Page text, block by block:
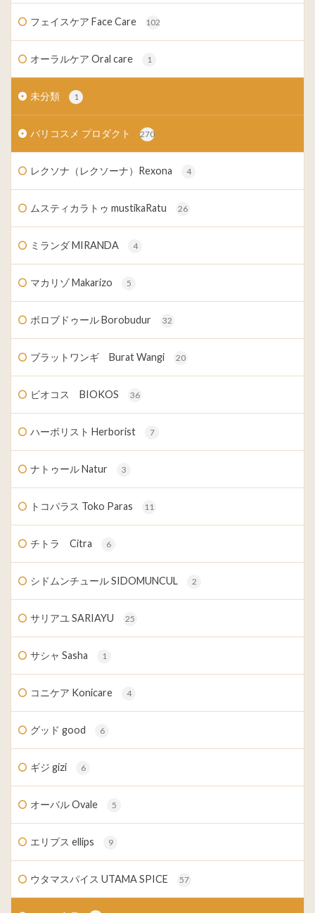
フェイスケア Face Care 102
オーラルケア Oral care 1
未分類 1
バリコスメ プロダクト 270
レクソナ（レクソーナ）Rexona 4
ムスティカラトゥ mustikaRatu 26
ミランダ MIRANDA 4
マカリゾ Makarizo 5
ボロブドゥール Borobudur 32
ブラットワンギ Burat Wangi 20
ビオコス BIOKOS 36
ハーボリスト Herborist 7
ナトゥール Natur 3
トコパラス Toko Paras 11
チトラ Citra 6
シドムンチュール SIDOMUNCUL 2
サリアユ SARIAYU 25
サシャ Sasha 1
コニケア Konicare 4
グッド good 6
ギジ gizi 6
オーバル Ovale 5
エリプス ellips 9
ウタマスパイス UTAMA SPICE 57